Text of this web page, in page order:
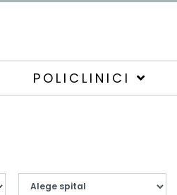
POLICLINICI